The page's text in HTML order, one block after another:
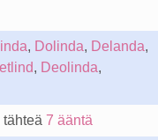
, Dolinda, Delanda,
, Deolinda,
tähteä 7 ääntä